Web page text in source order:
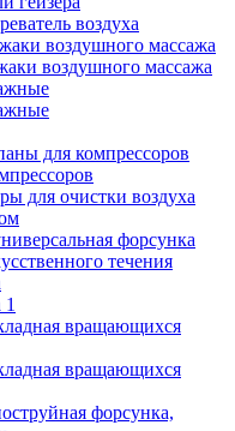
воздуха
воздушного массажа
воздушного массажа
для компрессоров
для очистки воздуха
форсунка
течения
вращающихся
вращающихся
форсунка,